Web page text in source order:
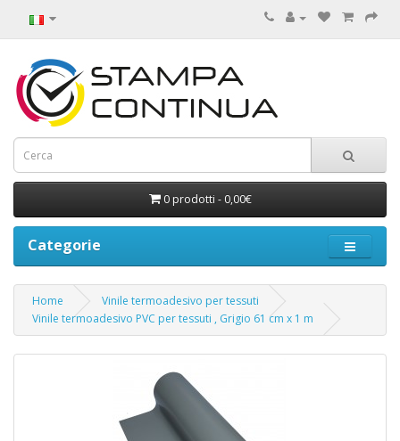
0 prodotti - 0,00€
Categorie
Home
Vinile termoadesivo per tessuti
Vinile termoadesivo PVC per tessuti , Grigio 61 cm x 1 m